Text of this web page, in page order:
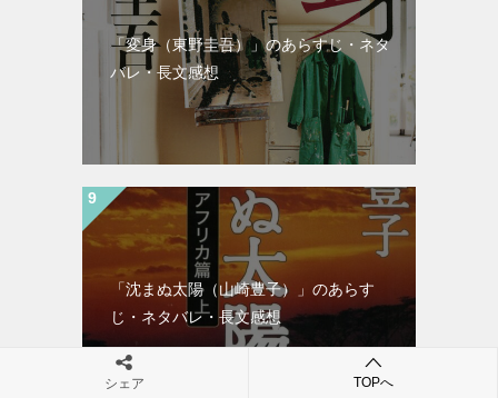
「変身（東野圭吾）」のあらすじ・ネタ
バレ・長文感想
「沈まぬ太陽（山崎豊子）」のあらす
じ・ネタバレ・長文感想
シェア TOPへ